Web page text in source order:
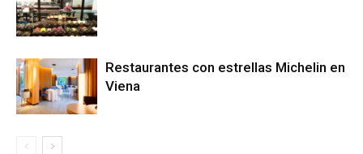
Restaurantes con estrellas Michelin en
Viena